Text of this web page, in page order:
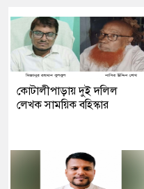
কোটালীপাড়ায় দুই দলিল
লেখক সাময়িক বহিস্কার